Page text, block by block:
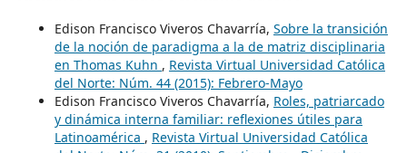
Edison Francisco Viveros Chavarría, Sobre la transición
de la noción de paradigma a la de matriz disciplinaria
en Thomas Kuhn , Revista Virtual Universidad Católica
del Norte: Núm. 44 (2015): Febrero-Mayo
Edison Francisco Viveros Chavarría, Roles, patriarcado
y dinámica interna familiar: reflexiones útiles para
Latinoamérica , Revista Virtual Universidad Católica